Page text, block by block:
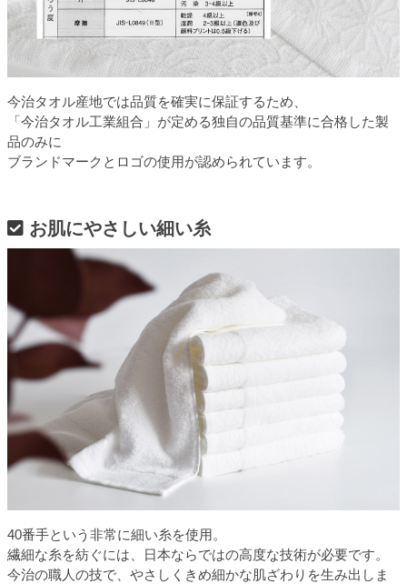
今治タオル産地では品質を確実に保証するため、
「今治タオル工業組合」が定める独自の品質基準に合格した製
品のみに
ブランドマークとロゴの使用が認められています。
お肌にやさしい細い糸
40番手という非常に細い糸を使用。
繊細な糸を紡ぐには、日本ならではの高度な技術が必要です。
今治の職人の技で、やさしくきめ細かな肌ざわりを生み出しま